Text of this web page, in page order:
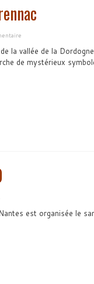
la vallée de la
de mystérieux
est organisée le